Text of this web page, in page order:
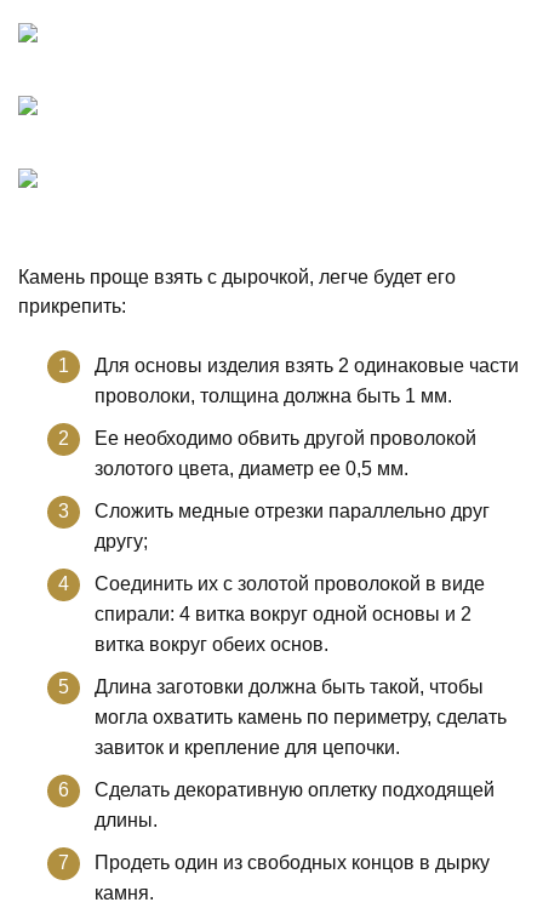
Камень проще взять с дырочкой, легче будет его
прикрепить:
Для основы изделия взять 2 одинаковые части
проволоки, толщина должна быть 1 мм.
Ее необходимо обвить другой проволокой
золотого цвета, диаметр ее 0,5 мм.
Сложить медные отрезки параллельно друг
другу;
Соединить их с золотой проволокой в виде
спирали: 4 витка вокруг одной основы и 2
витка вокруг обеих основ.
Длина заготовки должна быть такой, чтобы
могла охватить камень по периметру, сделать
завиток и крепление для цепочки.
Сделать декоративную оплетку подходящей
длины.
Продеть один из свободных концов в дырку
камня.